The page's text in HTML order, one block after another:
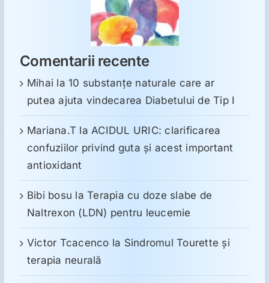
Comentarii recente
Mihai la10 substanţe naturale care ar
putea ajuta vindecarea Diabetului de Tip I
Mariana.T la ACIDUL URIC: clarificarea
confuziilor privind guta și acest important
antioxidant
Bibi bosu laTerapia cu doze slabe de
Naltrexon (LDN) pentru leucemie
Victor Tcacenco la Sindromul Tourette şi
terapia neurală